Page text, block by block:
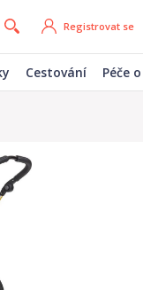
Registrovat se
Cestování Péče